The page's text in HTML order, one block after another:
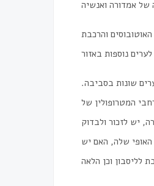
והרכבת
שונות בסביבה.
המטרופולין של
יש לזכור ולבדוק
האופי שלה, האם יש